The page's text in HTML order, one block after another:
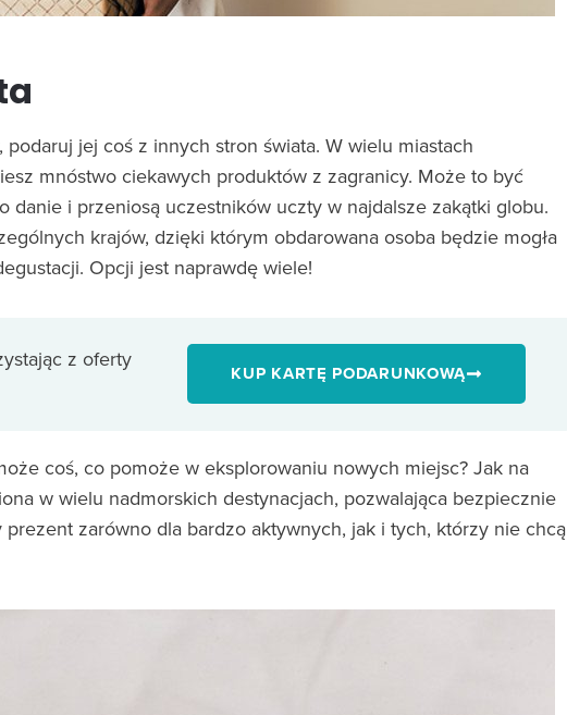
jej coś z innych stron świata. W wielu miastach
mnóstwo ciekawych produktów z zagranicy. Może to być
danie i przeniosą uczestników uczty w najdalsze zakątki globu.
krajów, dzięki którym obdarowana osoba będzie mogła
Opcji jest naprawdę wiele!
z oferty
KUP KARTĘ PODARUNKOWĄ
coś, co pomoże w eksplorowaniu nowych miejsc? Jak na
w wielu nadmorskich destynacjach, pozwalająca bezpiecznie
zarówno dla bardzo aktywnych, jak i tych, którzy nie chcą